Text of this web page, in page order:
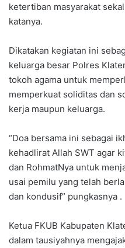
ketertiban masyarakat
katanya.
Dikatakan kegiatan ini
keluarga besar Polres
tokoh agama untuk
memperkuat soliditas dan
kerja maupun keluarga.
“Doa bersama ini sebagai
kehadlirat Allah SWT agar
dan RohmatNya untuk
usai pemilu yang telah
dan kondusif” pungkasnya .
Ketua FKUB Kabupaten
dalam tausiyahnya